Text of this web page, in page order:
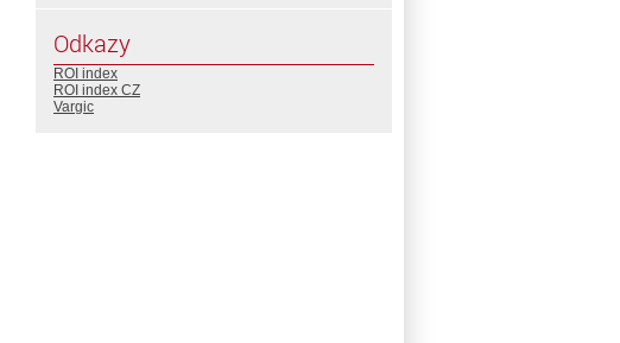
Odkazy
ROI index
ROI index CZ
Vargic